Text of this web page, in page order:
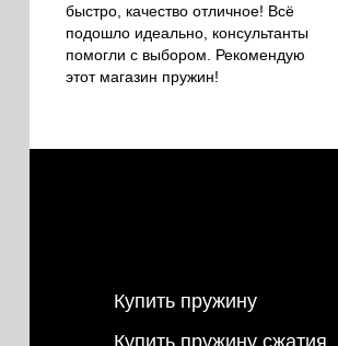
быстро, качество отличное! Всё
подошло идеально, консультанты
помогли с выбором. Рекомендую
этот магазин пружин!
Купить пружину